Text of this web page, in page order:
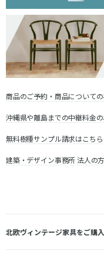
商品のご予約・商品について
沖縄県や離島までの中継料金
無料樹種サンプル請求はこちら
建築・デザイン事務所 法人の
北欧ヴィンテージ家具をご購